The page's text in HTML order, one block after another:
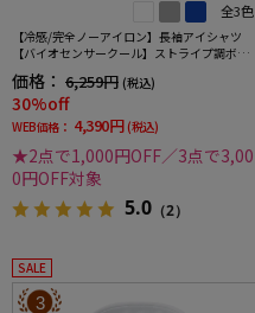
全3色
【冷感/完全ノーアイロン】長袖アイシャツ
【バイオセンサークール】ストライプ調ボタ
ンダウンストライプ形態安定ストレッチ防汚
効果吸汗速乾ワイシャツ春夏
価格： 6,259円 (税込)
30%off
WEB価格： 4,390円 (税込)
★2点で1,000円OFF／3点で3,00
0円OFF対象
5.0 （2）
SALE
3